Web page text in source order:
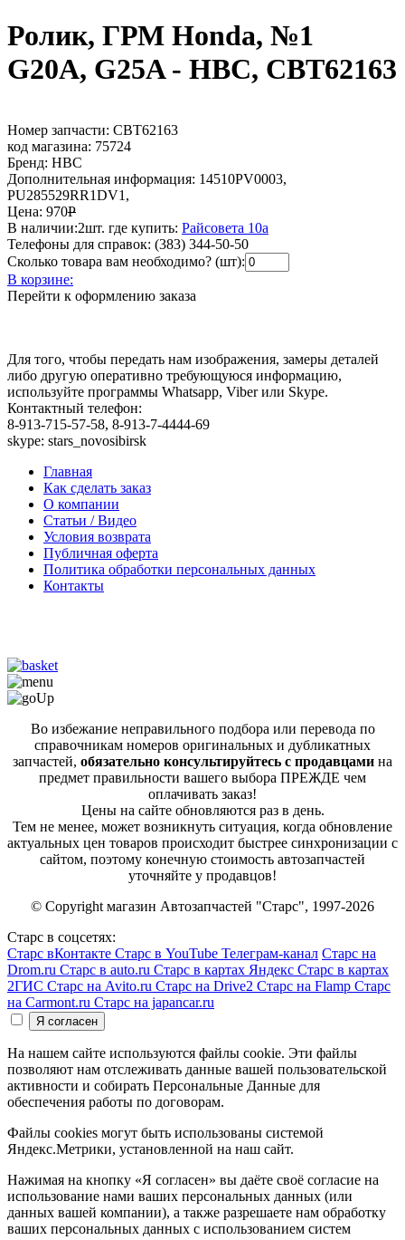
Ролик, ГРМ Honda, №1
G20A, G25A - HBC, CBT62163
Номер запчасти: CBT62163
код магазина: 75724
Бренд: HBC
Дополнительная информация: 14510PV0003,
PU285529RR1DV1,
Цена: 970Р
В наличии:2шт. где купить: Райсовета 10а
Телефоны для справок: (383) 344-50-50
Сколько товара вам необходимо? (шт):
В корзине:
Перейти к оформлению заказа
Для того, чтобы передать нам изображения, замеры деталей
либо другую оперативно требующуюся информацию,
используйте программы Whatsapp, Viber или Skype.
Контактный телефон:
8-913-715-57-58, 8-913-7-4444-69
skype: stars_novosibirsk
Главная
Как сделать заказ
О компании
Статьи / Видео
Условия возврата
Публичная оферта
Политика обработки персональных данных
Контакты
Во избежание неправильного подбора или перевода по
справочникам номеров оригинальных и дубликатных
запчастей, обязательно консультируйтесь с продавцами на
предмет правильности вашего выбора ПРЕЖДЕ чем
оплачивать заказ!
Цены на сайте обновляются раз в день.
Тем не менее, может возникнуть ситуация, когда обновление
актуальных цен товаров происходит быстрее синхронизации с
сайтом, поэтому конечную стоимость автозапчастей
уточняйте у продавцов!
© Copyright магазин Автозапчастей "Старс", 1997-2026
Старс в соцсетях:
Старс вКонтакте Старс в YouTube Телеграм-канал Старс на
Drom.ru Старс в auto.ru Старс в картах Яндекс Старс в картах
2ГИС Старс на Avito.ru Старс на Drive2 Старс на Flamp Старс
на Carmont.ru Старс на japancar.ru
На нашем сайте используются файлы cookie. Эти файлы
позволяют нам отслеживать данные вашей пользовательской
активности и собирать Персональные Данные для
обеспечения работы по договорам.
Файлы cookies могут быть использованы системой
Яндекс.Метрики, установленной на наш сайт.
Нажимая на кнопку «Я согласен» вы даёте своё согласие на
использование нами ваших персональных данных (или
данных вашей компании), а также разрешаете нам обработку
ваших персональных данных с использованием систем